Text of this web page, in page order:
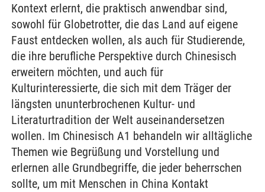
Kontext erlernt, die praktisch anwendbar sind,
sowohl für Globetrotter, die das Land auf eigene
Faust entdecken wollen, als auch für Studierende,
die ihre berufliche Perspektive durch Chinesisch
erweitern möchten, und auch für
Kulturinteressierte, die sich mit dem Träger der
längsten ununterbrochenen Kultur- und
Literaturtradition der Welt auseinandersetzen
wollen. Im Chinesisch A1 behandeln wir alltägliche
Themen wie Begrüßung und Vorstellung und
erlernen alle Grundbegriffe, die jeder beherrschen
sollte, um mit Menschen in China Kontakt